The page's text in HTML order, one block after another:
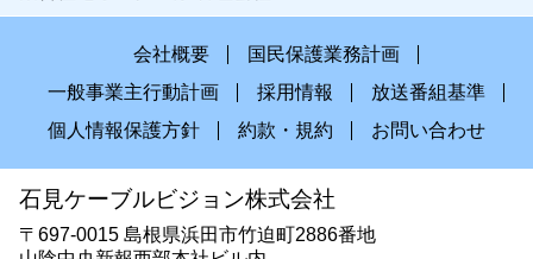
会社概要
国民保護業務計画
一般事業主行動計画
採用情報
放送番組基準
個人情報保護方針
約款・規約 お問い合わせ
石見ケーブルビジョン株式会社
〒697-0015 島根県浜田市竹迫町2886番地